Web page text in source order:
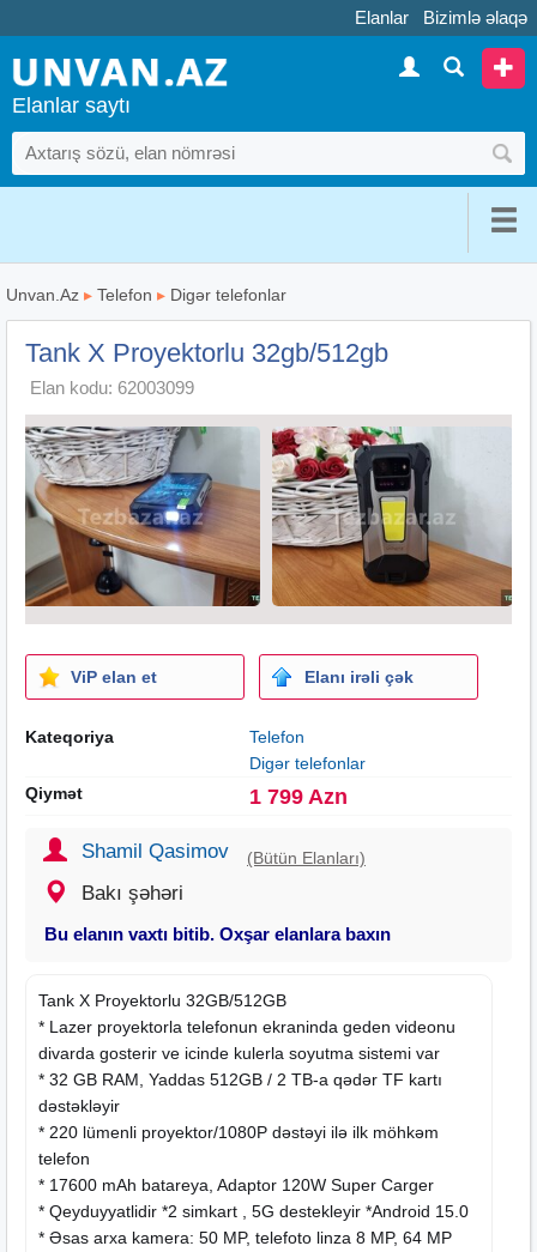
Elanlar Bizimlə əlaqə
Elanlar saytı
Unvan.Az ▸ Telefon ▸ Digər telefonlar
Tank X Proyektorlu 32gb/512gb
Elan kodu: 62003099
ViP elan et Elanı irəli çək
Kateqoriya
Telefon
Digər telefonlar
Qiymət
1 799 Azn
Shamil Qasimov (Bütün Elanları)
Bakı şəhəri
Bu elanın vaxtı bitib. Oxşar elanlara baxın
Tank X Proyektorlu 32GB/512GB
* Lazer proyektorla telefonun ekraninda geden videonu
divarda gosterir ve icinde kulerla soyutma sistemi var
* 32 GB RAM, Yaddas 512GB / 2 TB-a qədər TF kartı
dəstəkləyir
* 220 lümenli proyektor/1080P dəstəyi ilə ilk möhkəm
telefon
* 17600 mAh batareya, Adaptor 120W Super Carger
* Qeyduyyatlidir *2 simkart , 5G destekleyir *Android 15.0
* Əsas arxa kamera: 50 MP, telefoto linza 8 MP, 64 MP